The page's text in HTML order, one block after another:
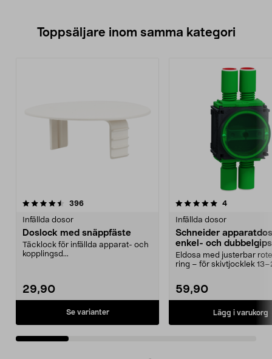
Toppsäljare inom samma kategori
396recensioner
Infällda dosor
Doslock med snäppfäste
Täcklock för infällda apparat- och
kopplingsd...
29,90
Se varianter
5.0 av 5 stjärnor 4recensioner
Infällda dosor
Schneider
enkel- och
Eldosa med justerbar
ring – för skivtjocklek
59,90
Lägg i varukorg
4.5 av 5 stjärnor